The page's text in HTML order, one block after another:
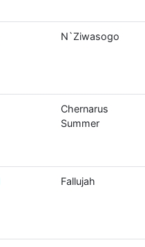
N`Ziwasogo
Chernarus
Summer
Fallujah